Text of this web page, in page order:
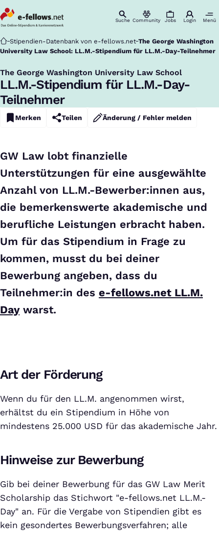
Suche Community Jobs Login Menü
Startseite
Stipendien-Datenbank von e-fellows.net The George Washington
University Law School: LL.M.-Stipendium für LL.M.-Day-Teilnehmer
The George Washington University Law School
:
LL.M.-Stipendium für LL.M.-Day-
Teilnehmer
Merken Teilen Änderung / Fehler melden
GW Law lobt finanzielle
Unterstützungen für eine ausgewählte
Anzahl von LL.M.-Bewerber:innen aus,
die bemerkenswerte akademische und
berufliche Leistungen erbracht haben.
Um für das Stipendium in Frage zu
kommen, musst du bei deiner
Bewerbung angeben, dass du
Teilnehmer:in des e-fellows.net LL.M.
Daywarst.
Art der Förderung
Wenn du für den LL.M. angenommen wirst,
erhältst du ein Stipendium in Höhe von
mindestens 25.000 USD für das akademische Jahr.
Hinweise zur Bewerbung
Gib bei deiner Bewerbung für das GW Law Merit
Scholarship das Stichwort "e-fellows.net LL.M.-
Day" an. Für die Vergabe von Stipendien gibt es
kein gesondertes Bewerbungsverfahren; alle